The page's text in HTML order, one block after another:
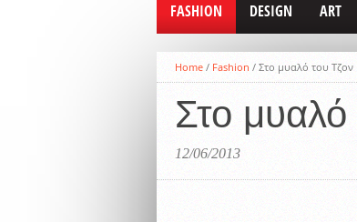
FASHION DESIGN ART
Home / Fashion / Στο μυαλό του Τζον
Στο μυαλό
12/06/2013